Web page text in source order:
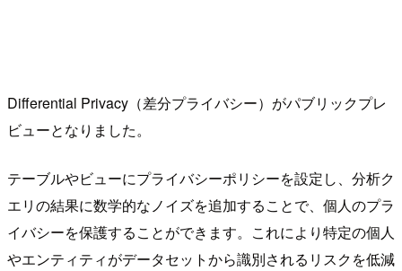
Differential Privacy（差分プライバシー）がパブリックプレ
ビューとなりました。
テーブルやビューにプライバシーポリシーを設定し、分析ク
エリの結果に数学的なノイズを追加することで、個人のプラ
イバシーを保護することができます。これにより特定の個人
やエンティティがデータセットから識別されるリスクを低減